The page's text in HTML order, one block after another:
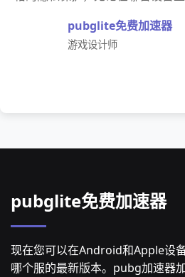
pubglite免费加速器
游戏设计师
pubglite免费加速器
现在您可以在Android和Apple设
哪个服的最新版本。pubg加速器